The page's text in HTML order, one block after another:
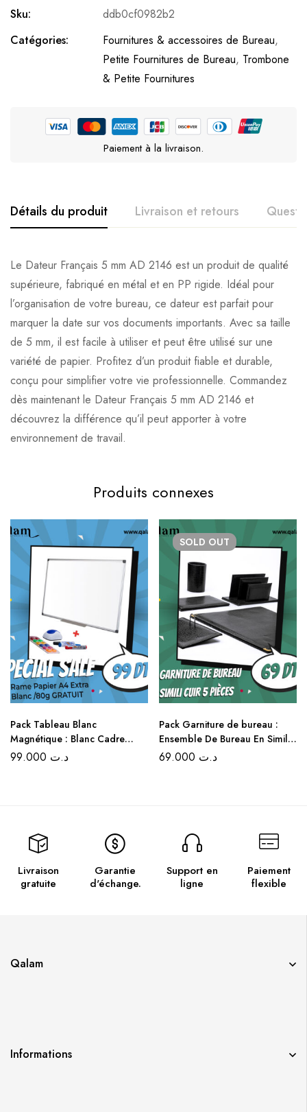
Sku:
ddb0cf0982b2
Catégories:
Fournitures & accessoires de Bureau,
Petite Fournitures de Bureau, Trombone
& Petite Fournitures
Paiement à la livraison.
Détails du produit Livraison et retours
Le Dateur Français 5 mm AD 2146 est un produit de qualité
supérieure, fabriqué en métal et en PP rigide. Idéal pour
l’organisation de votre bureau, ce dateur est parfait pour
marquer la date sur vos documents importants. Avec sa taille
de 5 mm, il est facile à utiliser et peut être utilisé sur une
variété de papier. Profitez d’un produit fiable et durable,
conçu pour simplifier votre vie professionnelle. Commandez
dès maintenant le Dateur Français 5 mm AD 2146 et
découvrez la différence qu’il peut apporter à votre
environnement de travail.
Produits connexes
Pack Tableau Blanc
Magnétique : Blanc Cadre
Aluminium 60×90 CM + Rame
د.ت
SOLD OUT
Pack Garniture de bureau :
Ensemble De Bureau En Simili
Cuir 5 Pièces – Couleur Noir
د.ت
Livraison
gratuite
Garantie
d'échange.
Support en
ligne
Paiement
flexible
Qalam
Informations